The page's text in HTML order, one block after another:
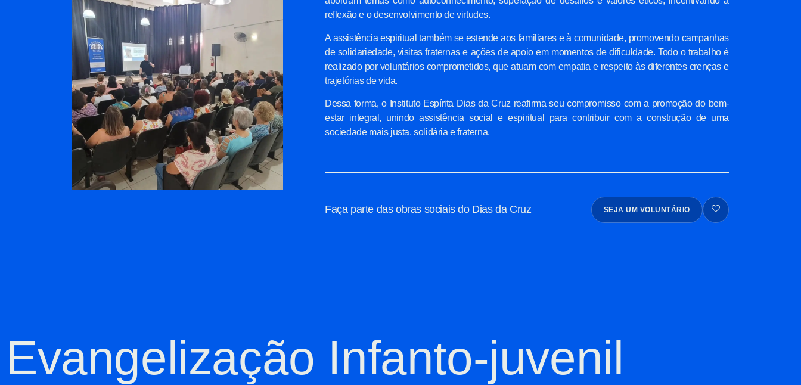
reflexão e o desenvolvimento de virtudes.
A assistência espiritual também se estende aos familiares e à comunidade, promovendo campanhas
de solidariedade, visitas fraternas e ações de apoio em momentos de dificuldade. Todo o trabalho é
realizado por voluntários comprometidos, que atuam com empatia e respeito às diferentes crenças e
trajetórias de vida.
Dessa forma, o Instituto Espírita Dias da Cruz reafirma seu compromisso com a promoção do bem-
estar integral, unindo assistência social e espiritual para contribuir com a construção de uma
sociedade mais justa, solidária e fraterna.
Faça parte das obras sociais do Dias da Cruz SEJA UM VOLUNTÁRIO
Evangelização Infanto-juvenil